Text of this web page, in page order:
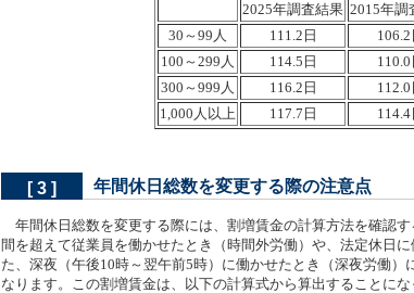
2025年調査結果 2015年調
30～99人
111.2日
106.2
100～299人
114.5日
110.0
300～999人
116.2日
112.0
1,000人以上
117.7日 114.4
[ 3 ] 年間休日総数を変更する際の注意点
年間休日総数を変更する際には、割増賃金の計算方法を確認
間を超えて従業員を働かせたとき（時間外労働）や、法定休日
た、深夜（午後10時～翌午前5時）に働かせたとき（深夜労働）
なります。この割増賃金は、以下の計算式から算出することにな